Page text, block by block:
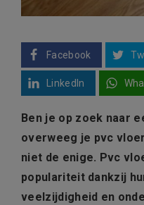
Facebook
LinkedIn
Ben je op zoek naar
overweeg je pvc
niet de enige. Pvc
populariteit dankzij
veelzijdigheid en